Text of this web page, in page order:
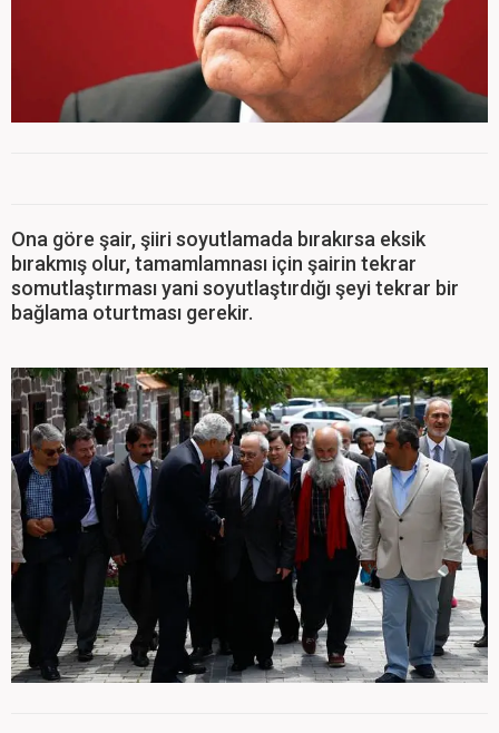
Ona göre şair, şiiri soyutlamada bırakırsa eksik
bırakmış olur, tamamlamnası için şairin tekrar
somutlaştırması yani soyutlaştırdığı şeyi tekrar bir
bağlama oturtması gerekir.